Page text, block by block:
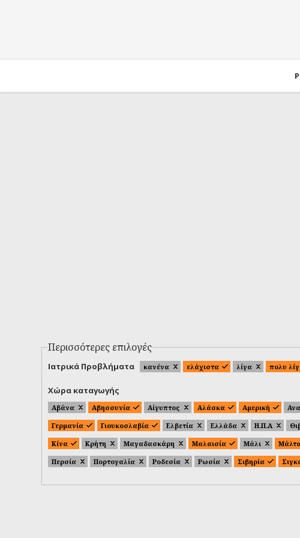
Περισσότερες επιλογές
Ιατρικά Προβλήματα κανένα ελάχιστα λίγα πολυ
Χώρα καταγωγής
Αβάνα Αβησσυνία Αίγυπτος Αλάσκα Αμερική
Γερμανία
Γιουκοσλαβία Ελβετία Ελλάδα Η.Π.Α
Κίνα
Κρήτη Μαγαδασκάρη Μαλαισία Μάλι
Περσία
Πορτογαλία Ροδεσία Ρωσία Σιβηρία